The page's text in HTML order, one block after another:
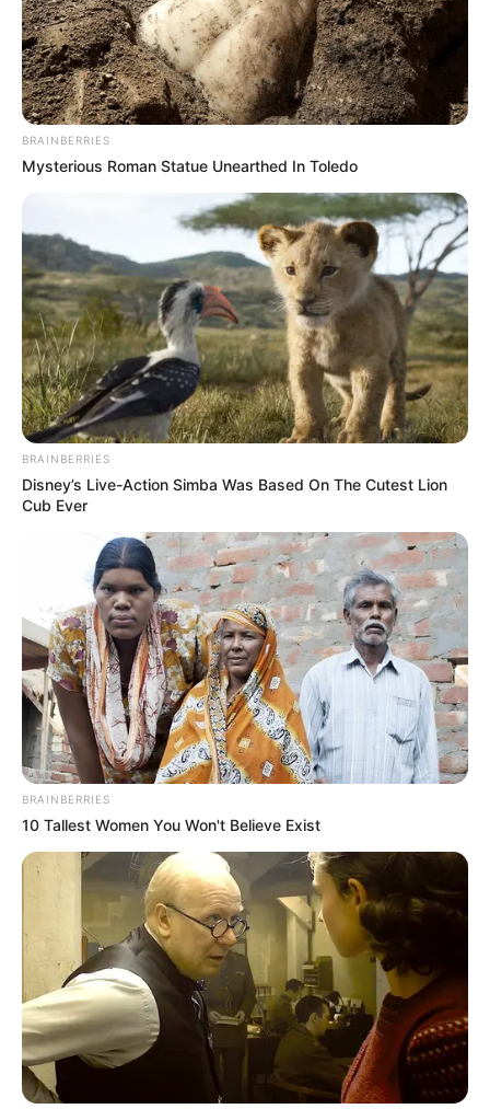
LIHAT ARTIKEL LAINNYA
10 Universitas Terbaik di
Surabaya, Jadi Incaran
Calon Mahasiswa
Sejarah Bataviasche
Nouvelles, Koran Pertama
yang Terbit di Indonesia
Sejarah Terbentuknya
Taliban, Kini Kembali
Menguasai Afghanistan
Mengenal Barbarossa,
Pelaut Muslim yang
Dicitrakan Negatif oleh
Dunia Barat
Kekejaman Khmer Merah,
Rezim Diktator yang
Menghabisi Nyawa
Rakyatnya
Kisah Kapal Padewakang,
Tanpa Mesin Mampu
Berlayar ke Australia
BRAINBERRIES
Mysterious Roman Statue Unearthed In Toledo
BRAINBERRIES
Disney’s Live-Action Simba Was Based On The Cutest Lion
Cub Ever
BRAINBERRIES
10 Tallest Women You Won't Believe Exist